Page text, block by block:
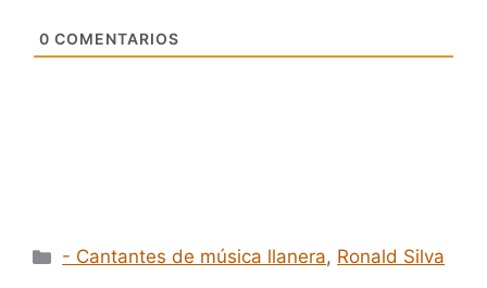
0 COMENTARIOS
Categorías
- Cantantes de música llanera, Ronald Silva